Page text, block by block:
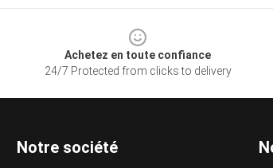
Achetez en toute confiance
24/7 Protected from clicks to delivery
Notre société